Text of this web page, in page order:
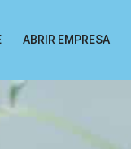
ABRIR EMPRESA